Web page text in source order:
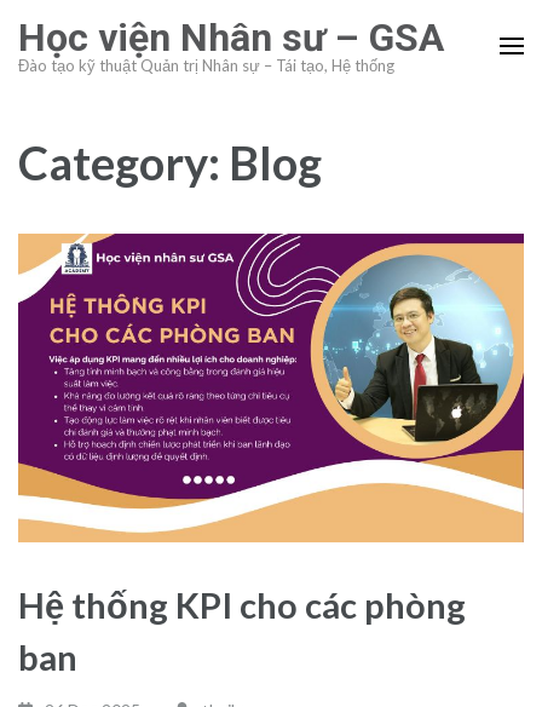
content
Enter)
Học viện Nhân sư – GSA
Đào tạo kỹ thuật Quản trị Nhân sự – Tái tạo, Hệ thống
Category: Blog
Hệ thống KPI cho các phòng
ban